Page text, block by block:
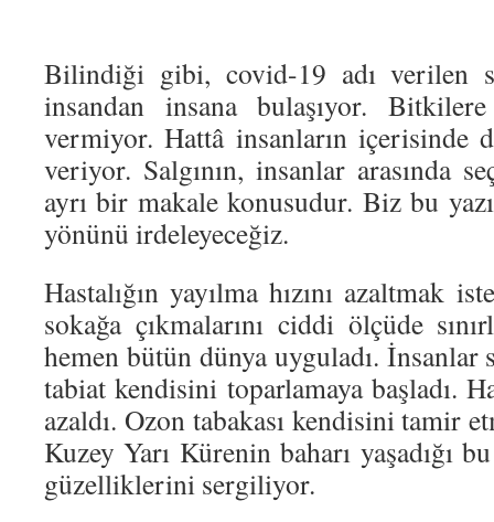
Bilindiği gibi, covid-19 adı verilen
insandan insana bulaşıyor.
vermiyor. Hattâ insanların içerisinde
veriyor. Salgının, insanlar arasında
ayrı bir makale konusudur. Biz bu
yönünü irdeleyeceğiz.
Hastalığın yayılma hızını azaltmak
sokağa çıkmalarını ciddi ölçüde
hemen bütün dünya uyguladı. İnsanlar
tabiat kendisini toparlamaya başladı.
azaldı. Ozon tabakası kendisini tamir
Kuzey Yarı Kürenin baharı yaşadığı
güzelliklerini sergiliyor.